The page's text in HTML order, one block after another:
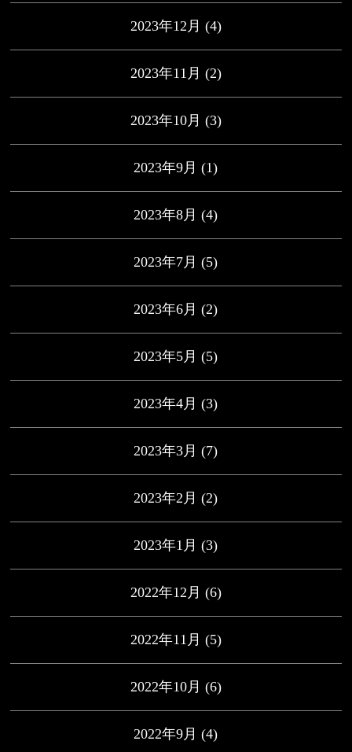
2023年12月 (4)
2023年11月 (2)
2023年10月 (3)
2023年9月 (1)
2023年8月 (4)
2023年7月 (5)
2023年6月 (2)
2023年5月 (5)
2023年4月 (3)
2023年3月 (7)
2023年2月 (2)
2023年1月 (3)
2022年12月 (6)
2022年11月 (5)
2022年10月 (6)
2022年9月 (4)